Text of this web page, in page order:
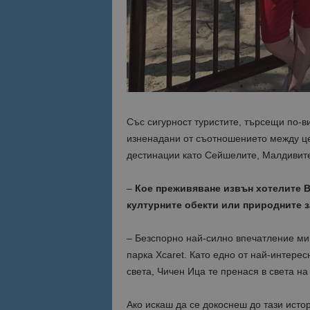
Със сигурност туристите, търсещи по-
изненадани от съотношението между
дестинации като Сейшелите,
– Кое преживяване извън хотелите
културните обекти или природните
– Безспорно най-силно впечатление
парка Xcaret. Като едно от най-
света, Чичен Ица те пренася в света
Ако искаш да се докоснеш до тази
Име
is_visitor_unique
_ga_B09EBBY8PY
_ga_FK650GXHRZ
_ga
Име